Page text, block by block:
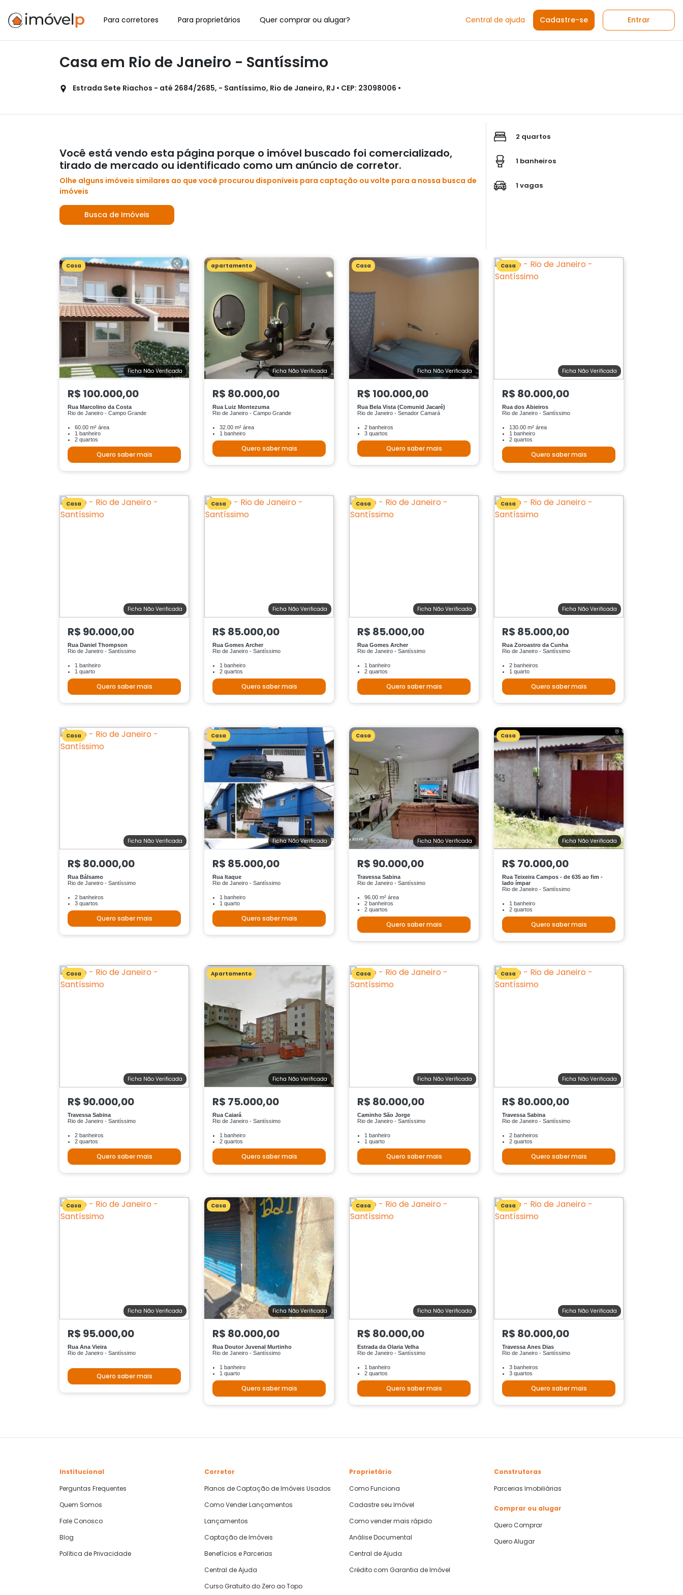
Para corretores Para proprietários Quer comprar ou alugar? Central de ajuda Cadastre-se Entrar
Casa em Rio de Janeiro - Santíssimo
Estrada Sete Riachos - até 2684/2685, - Santíssimo, Rio de Janeiro, RJ • CEP: 23098006 •
Você está vendo esta página porque o imóvel buscado foi comercializado,
tirado de mercado ou identificado como um anúncio de corretor.
Olhe alguns imóveis similares ao que você procurou disponíveis para captação ou volte para a nossa busca de
imóveis
Busca de Imóveis
2 quartos
1 banheiros
1 vagas
Casa
Ficha Não Verificada
R$ 100.000,00
Rua Marcolino da Costa
Rio de Janeiro - Campo Grande
60.00 m² área
1 banheiro
2 quartos
Quero saber mais
apartamento
Ficha Não Verificada
R$ 80.000,00
Rua Luiz Montezuma
Rio de Janeiro - Campo Grande
32.00 m² área
1 banheiro
Quero saber mais
Casa
Ficha Não Verificada
R$ 100.000,00
Rua Bela Vista (Comunid Jacaré)
Rio de Janeiro - Senador Camará
2 banheiros
3 quartos
Quero saber mais
Casa
Ficha Não Verificada
R$ 80.000,00
Rua dos Abieiros
Rio de Janeiro - Santíssimo
130.00 m² área
1 banheiro
2 quartos
Quero saber mais
Casa
Ficha Não Verificada
R$ 90.000,00
Rua Daniel Thompson
Rio de Janeiro - Santíssimo
1 banheiro
1 quarto
Quero saber mais
Casa
Ficha Não Verificada
R$ 85.000,00
Rua Gomes Archer
Rio de Janeiro - Santíssimo
1 banheiro
2 quartos
Quero saber mais
Casa
Ficha Não Verificada
R$ 85.000,00
Rua Gomes Archer
Rio de Janeiro - Santíssimo
1 banheiro
2 quartos
Quero saber mais
Casa
Ficha Não Verificada
R$ 85.000,00
Rua Zoroastro da Cunha
Rio de Janeiro - Santíssimo
2 banheiros
1 quarto
Quero saber mais
Casa
Ficha Não Verificada
R$ 80.000,00
Rua Bálsamo
Rio de Janeiro - Santíssimo
2 banheiros
3 quartos
Quero saber mais
Casa
Ficha Não Verificada
R$ 85.000,00
Rua Itaque
Rio de Janeiro - Santíssimo
1 banheiro
1 quarto
Quero saber mais
Casa
Ficha Não Verificada
R$ 90.000,00
Travessa Sabina
Rio de Janeiro - Santíssimo
96.00 m² área
2 banheiros
2 quartos
Quero saber mais
Casa
Ficha Não Verificada
R$ 70.000,00
Rua Teixeira Campos - de 635 ao fim -
lado ímpar
Rio de Janeiro - Santíssimo
1 banheiro
2 quartos
Quero saber mais
Casa
Ficha Não Verificada
R$ 90.000,00
Travessa Sabina
Rio de Janeiro - Santíssimo
2 banheiros
2 quartos
Quero saber mais
Apartamento
Ficha Não Verificada
R$ 75.000,00
Rua Caiará
Rio de Janeiro - Santíssimo
1 banheiro
2 quartos
Quero saber mais
Casa
Ficha Não Verificada
R$ 80.000,00
Caminho São Jorge
Rio de Janeiro - Santíssimo
1 banheiro
1 quarto
Quero saber mais
Casa
Ficha Não Verificada
R$ 80.000,00
Travessa Sabina
Rio de Janeiro - Santíssimo
2 banheiros
2 quartos
Quero saber mais
Casa
Ficha Não Verificada
R$ 95.000,00
Rua Ana Vieira
Rio de Janeiro - Santíssimo
Quero saber mais
Casa
Ficha Não Verificada
R$ 80.000,00
Rua Doutor Juvenal Murtinho
Rio de Janeiro - Santíssimo
1 banheiro
1 quarto
Quero saber mais
Casa
Ficha Não Verificada
R$ 80.000,00
Estrada da Olaria Velha
Rio de Janeiro - Santíssimo
1 banheiro
2 quartos
Quero saber mais
Casa
Ficha Não Verificada
R$ 80.000,00
Travessa Anes Dias
Rio de Janeiro - Santíssimo
3 banheiros
3 quartos
Quero saber mais
Institucional
Perguntas Frequentes
Quem Somos
Fale Conosco
Blog
Política de Privacidade
Corretor
Planos de Captação de Imóveis Usados
Como Vender Lançamentos
Lançamentos
Captação de Imóveis
Benefícios e Parcerias
Central de Ajuda
Curso Gratuito do Zero ao Topo
Proprietário
Como Funciona
Cadastre seu Imóvel
Como vender mais rápido
Análise Documental
Central de Ajuda
Crédito com Garantia de Imóvel
Construtoras
Parcerias Imobiliárias
Comprar ou alugar
Quero Comprar
Quero Alugar